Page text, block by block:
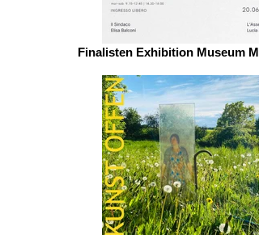
Finalisten Exhibition Museum